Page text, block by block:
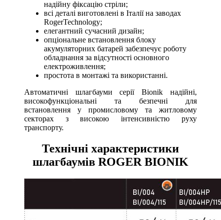
надійну фіксацію стріли;
всі деталі виготовлені в Італії на заводах
RogerTechnology;
елегантний сучасний дизайн;
опціональне встановлення блоку
акумуляторних батарей забезпечує роботу
обладнання за відсутності основного
електроживлення;
простота в монтажі та використанні.
Автоматичні шлагбауми серії Bionik надійні,
високофункціональні та безпечні для
встановлення у промисловому та житловому
секторах з високою інтенсивністю руху
транспорту.
Технічні характеристики
шлагбаумів ROGER BIONIK